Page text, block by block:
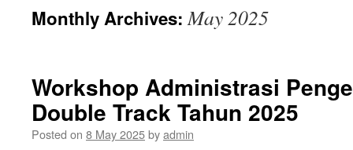
Monthly Archives:May 2025
Workshop Administrasi
Double Track Tahun 2025
Posted on 8 May 2025byadmin